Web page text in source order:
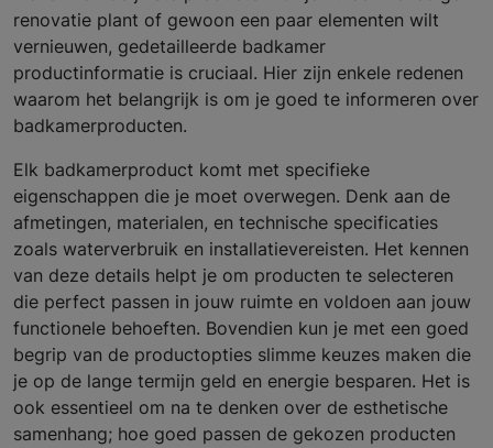
renovatie plant of gewoon een paar elementen wilt
vernieuwen, gedetailleerde badkamer
productinformatie is cruciaal. Hier zijn enkele redenen
waarom het belangrijk is om je goed te informeren over
badkamerproducten.
Elk badkamerproduct komt met specifieke
eigenschappen die je moet overwegen. Denk aan de
afmetingen, materialen, en technische specificaties
zoals waterverbruik en installatievereisten. Het kennen
van deze details helpt je om producten te selecteren
die perfect passen in jouw ruimte en voldoen aan jouw
functionele behoeften. Bovendien kun je met een goed
begrip van de productopties slimme keuzes maken die
je op de lange termijn geld en energie besparen. Het is
ook essentieel om na te denken over de esthetische
samenhang; hoe goed passen de gekozen producten